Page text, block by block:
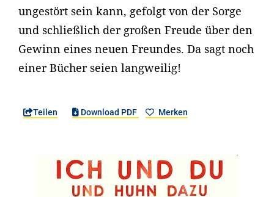
ungestört sein kann, gefolgt von der Sorge
und schließlich der großen Freude über den
Gewinn eines neuen Freundes. Da sagt noch
einer Bücher seien langweilig!
Teilen Download PDF Merken